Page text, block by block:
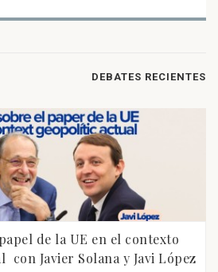
DEBATES RECIENTES
de la UE en el contexto
con Javier Solana y Javi López